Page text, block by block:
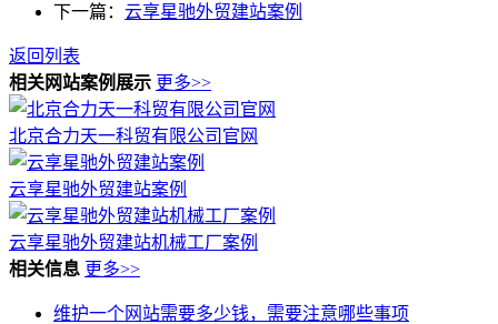
下一篇： 云享星驰外贸建站案例
返回列表
相关网站案例展示 更多>>
北京合力天一科贸有限公司官网
云享星驰外贸建站案例
云享星驰外贸建站机械工厂案例
相关信息 更多>>
维护一个网站需要多少钱，需要注意哪些事项